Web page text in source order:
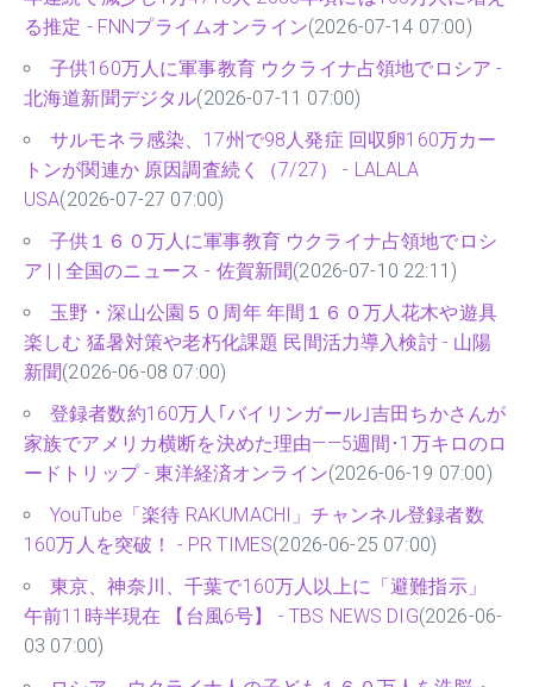
る推定 - FNNプライムオンライン(2026-07-14 07:00)
子供160万人に軍事教育 ウクライナ占領地でロシア -
北海道新聞デジタル(2026-07-11 07:00)
サルモネラ感染、17州で98人発症 回収卵160万カー
トンが関連か 原因調査続く（7/27） - LALALA
USA(2026-07-27 07:00)
子供１６０万人に軍事教育 ウクライナ占領地でロシ
ア | | 全国のニュース - 佐賀新聞(2026-07-10 22:11)
玉野・深山公園５０周年 年間１６０万人花木や遊具
楽しむ 猛暑対策や老朽化課題 民間活力導入検討 - 山陽
新聞(2026-06-08 07:00)
登録者数約160万人｢バイリンガール｣吉田ちかさんが
家族でアメリカ横断を決めた理由——5週間･1万キロのロ
ードトリップ - 東洋経済オンライン(2026-06-19 07:00)
YouTube「楽待 RAKUMACHI」チャンネル登録者数
160万人を突破！ - PR TIMES(2026-06-25 07:00)
東京、神奈川、千葉で160万人以上に「避難指示」
午前11時半現在 【台風6号】 - TBS NEWS DIG(2026-06-
03 07:00)